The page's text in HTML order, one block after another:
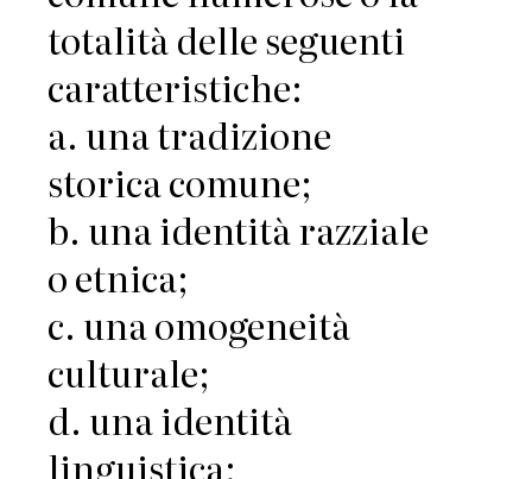
totalità delle seguenti
caratteristiche:
a. una tradizione
storica comune;
b. una identità razziale
o etnica;
c. una omogeneità
culturale;
d. una identità
linguistica;